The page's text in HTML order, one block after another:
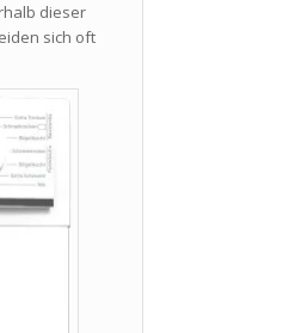
dieser
sich oft